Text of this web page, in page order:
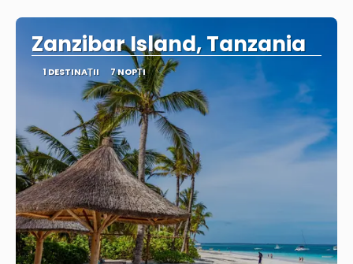
Zanzibar Island, Tanzania
1 DESTINAŢII 7 NOPȚI